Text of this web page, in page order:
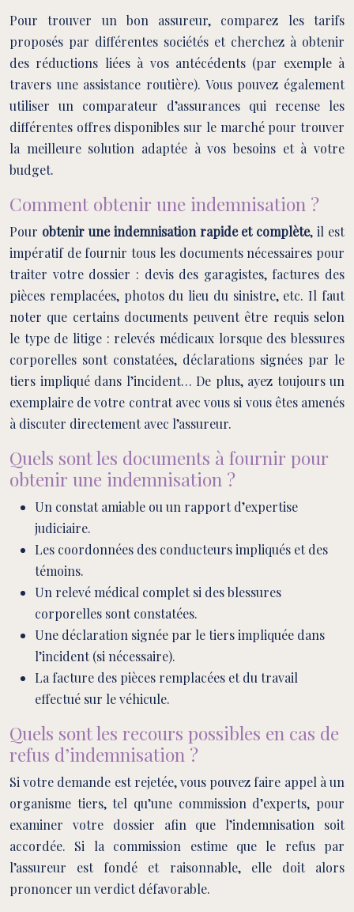
Pour trouver un bon assureur, comparez les tarifs
proposés par différentes sociétés et cherchez à obtenir
des réductions liées à vos antécédents (par exemple à
travers une assistance routière). Vous pouvez également
utiliser un comparateur d’assurances qui recense les
différentes offres disponibles sur le marché pour trouver
la meilleure solution adaptée à vos besoins et à votre
budget.
Comment obtenir une indemnisation ?
Pour obtenir une indemnisation rapide et complète, il est
impératif de fournir tous les documents nécessaires pour
traiter votre dossier : devis des garagistes, factures des
pièces remplacées, photos du lieu du sinistre, etc. Il faut
noter que certains documents peuvent être requis selon
le type de litige : relevés médicaux lorsque des blessures
corporelles sont constatées, déclarations signées par le
tiers impliqué dans l’incident… De plus, ayez toujours un
exemplaire de votre contrat avec vous si vous êtes amenés
à discuter directement avec l’assureur.
Quels sont les documents à fournir pour
obtenir une indemnisation ?
Un constat amiable ou un rapport d’expertise
judiciaire.
Les coordonnées des conducteurs impliqués et des
témoins.
Un relevé médical complet si des blessures
corporelles sont constatées.
Une déclaration signée par le tiers impliquée dans
l’incident (si nécessaire).
La facture des pièces remplacées et du travail
effectué sur le véhicule.
Quels sont les recours possibles en cas de
refus d’indemnisation ?
Si votre demande est rejetée, vous pouvez faire appel à un
organisme tiers, tel qu’une commission d’experts, pour
examiner votre dossier afin que l’indemnisation soit
accordée. Si la commission estime que le refus par
l’assureur est fondé et raisonnable, elle doit alors
prononcer un verdict défavorable.